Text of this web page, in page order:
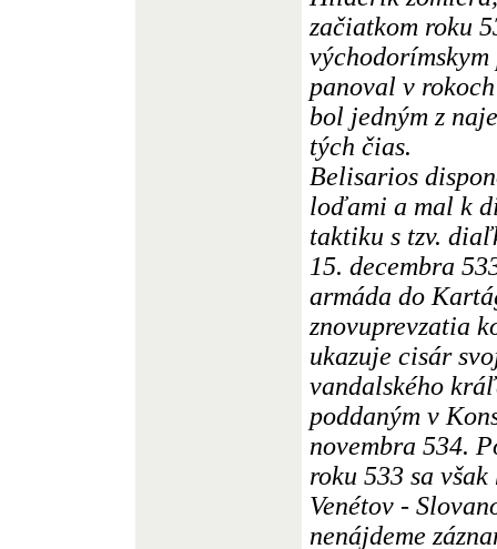
začiatkom roku
panoval v
bol jedným z
tých čias.
Belisarios
loďami a mal k
taktiku s tzv.
15. decembra
armáda do
znovuprevzatia
ukazuje cisár
vandalského
poddaným v
novembra 534.
roku 533 sa
Venétov -
nenájdeme